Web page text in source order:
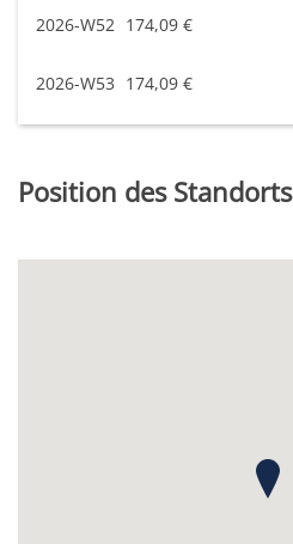
2026-W52 174,09 €
2026-W53 174,09 €
Position des Standorts